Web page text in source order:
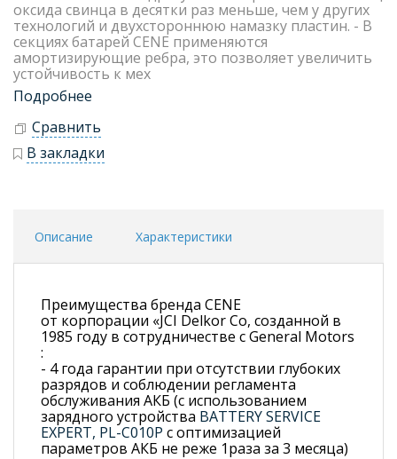
оксида свинца в десятки раз меньше, чем у других
технологий и двухстороннюю намазку пластин. - В
секциях батарей CENE применяются
амортизирующие ребра, это позволяет увеличить
устойчивость к мех
Подробнее
Сравнить
В закладки
Описание Характеристики
Преимущества бренда CENE
от корпорации «JCI Delkor Со, созданной в
1985 году в сотрудничестве с General Motors
:
- 4 года гарантии при отсутствии глубоких
разрядов и соблюдении регламента
обслуживания АКБ (с использованием
зарядного устройства BATTERY SERVICE
EXPERT, PL-C010P с оптимизацией
параметров АКБ не реже 1раза за 3 месяца)